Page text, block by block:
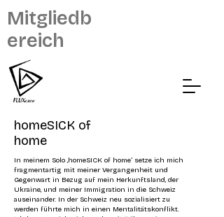
Mitgliedb
ereich
homeSICK of
home
In meinem Solo ‚homeSICK of home’ setze ich mich
fragmentartig mit meiner Vergangenheit und
Gegenwart in Bezug auf mein Herkunftsland, der
Ukraine, und meiner Immigration in die Schweiz
auseinander. In der Schweiz neu sozialisiert zu
werden führte mich in einen Mentalitätskonflikt.